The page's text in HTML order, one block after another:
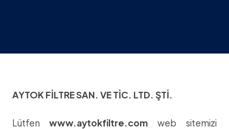
AYTOK FİLTRE SAN. VE TİC. LTD. ŞTİ.
Lütfenwww.aytokfiltre.com
web sitemizi